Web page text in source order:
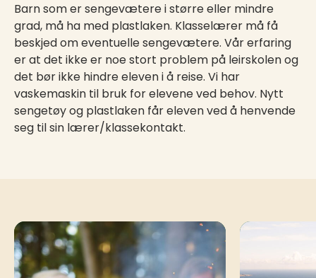
Barn som er sengevætere i større eller mindre
grad, må ha med plastlaken. Klasselærer må få
beskjed om eventuelle sengevætere. Vår erfaring
er at det ikke er noe stort problem på leirskolen og
det bør ikke hindre eleven i å reise. Vi har
vaskemaskin til bruk for elevene ved behov. Nytt
sengetøy og plastlaken får eleven ved å henvende
seg til sin lærer/klassekontakt.